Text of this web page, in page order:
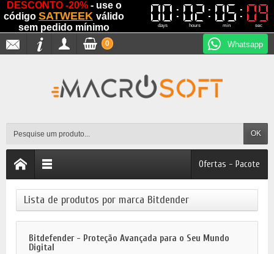
DESCONTO -20% - use o
código SATWEEK válido
sem pedido mínimo
00
00
days
02
02
hours
05
05
min
08
08
sec
Whatsapp
OK
0
Ofertas - Pacote
Lista de produtos por marca Bitdender
Bitdefender - Proteção Avançada para o Seu Mundo
Digital